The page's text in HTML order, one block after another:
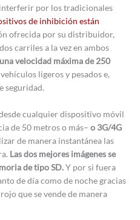
por los tradicionales
de inhibición están
ofrecida por su distribuidor,
carriles a la vez en ambos
velocidad máxima de 250
ligeros y pesados e,
seguridad.
cualquier dispositivo móvil
de 50 metros o más– o 3G/4G
de manera instantánea las
Las dos mejores imágenes se
de tipo SD.Y por si fuera
de día como de noche gracias
que se vende de manera